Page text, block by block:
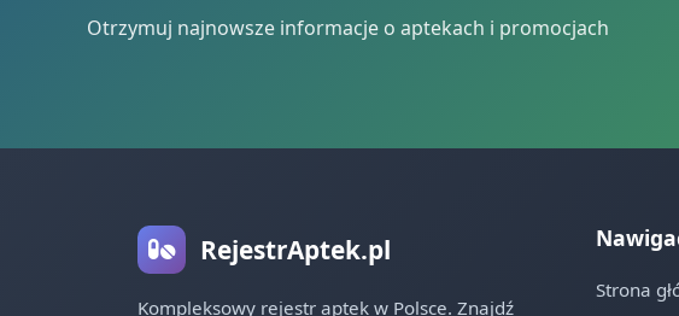
Otrzymuj najnowsze informacje o aptekach i promocjach
RejestrAptek.pl
Kompleksowy rejestr aptek w Polsce. Znajdź
Strona